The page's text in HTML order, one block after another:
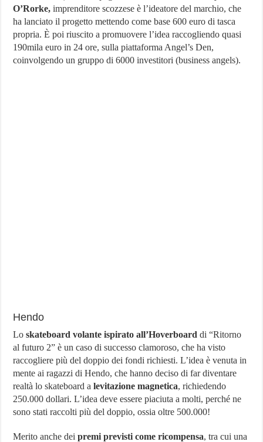
O’Rorke,imprenditore scozzese è l’ideatore del marchio, che
ha lanciato il progetto mettendo come base 600 euro di tasca
propria. È poi riuscito a promuovere l’idea raccogliendo quasi
190mila euro in 24 ore, sulla piattaforma Angel’s Den,
coinvolgendo un gruppo di 6000 investitori (business angels).
Hendo
Loskateboard volante ispirato all’Hoverboard di “Ritorno
al futuro 2” è un caso di successo clamoroso, che ha visto
raccogliere più del doppio dei fondi richiesti. L’idea è venuta in
mente ai ragazzi di Hendo, che hanno deciso di far diventare
realtà lo skateboard a levitazione magnetica, richiedendo
250.000 dollari. L’idea deve essere piaciuta a molti, perché ne
sono stati raccolti più del doppio, ossia oltre 500.000!
Merito anche deipremi previsti come ricompensa, tra cui una